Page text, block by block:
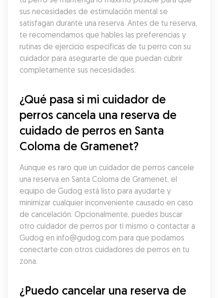
sus necesidades de estimulación mental se
satisfagan durante una reserva. Antes de tu reserva,
te recomendamos que hables las preferencias y
rutinas de ejercicio específicas de tu perro con su
cuidador para asegurarte de que puedan cubrir
completamente sus necesidades.
¿Qué pasa si mi cuidador de
perros cancela una reserva de
cuidado de perros en Santa
Coloma de Gramenet?
Aunque es raro que un cuidador de perros cancele
una reserva en Santa Coloma de Gramenet, el
equipo de Gudog está listo para ayudarte y
minimizar cualquier inconveniente causado en caso
de cancelación. Opcionalmente, puedes buscar
otro cuidador de perros por ti mismo o contactar a
Gudog en info@gudog.com para que podamos
conectarte con otros cuidadores de perros en tu
zona.
¿Puedo cancelar una reserva de